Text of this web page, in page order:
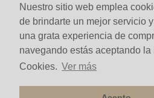
Nuestro sitio web emplea
de brindarte un mejor servicio
una grata experiencia de
navegando estás aceptando la
Cookies. Ver más
Medios de pago y